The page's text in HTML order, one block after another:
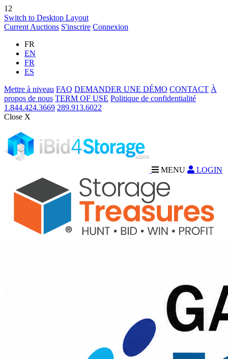
12
Switch to Desktop Layout
Current Auctions S'inscrire Connexion
FR
EN
FR
ES
Mettre à niveau FAQ DEMANDER UNE DÉMO CONTACT À
propos de nous TERM OF USE Politique de confidentialité
1.844.424.3669 289.913.6022
Close X
MENU LOGIN